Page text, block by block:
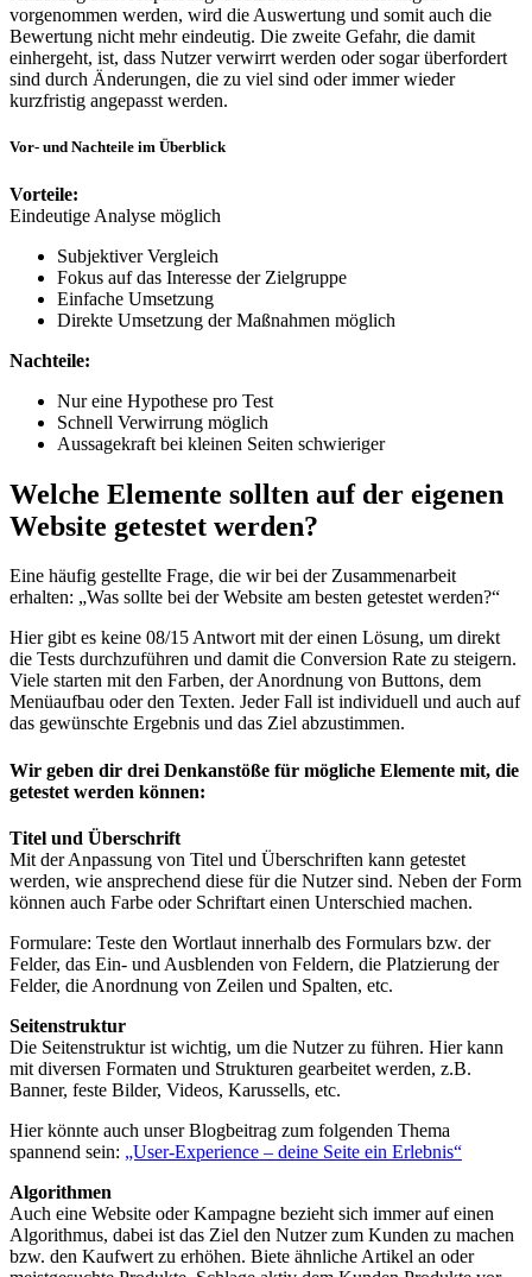
vorgenommen werden, wird die Auswertung und somit auch die
Bewertung nicht mehr eindeutig. Die zweite Gefahr, die damit
einhergeht, ist, dass Nutzer verwirrt werden oder sogar überfordert
sind durch Änderungen, die zu viel sind oder immer wieder
kurzfristig angepasst werden.
Vor- und Nachteile im Überblick
Vorteile:
Eindeutige Analyse möglich
Subjektiver Vergleich
Fokus auf das Interesse der Zielgruppe
Einfache Umsetzung
Direkte Umsetzung der Maßnahmen möglich
Nachteile:
Nur eine Hypothese pro Test
Schnell Verwirrung möglich
Aussagekraft bei kleinen Seiten schwieriger
Welche Elemente sollten auf der eigenen
Website getestet werden?
Eine häufig gestellte Frage, die wir bei der Zusammenarbeit
erhalten: „Was sollte bei der Website am besten getestet werden?“
Hier gibt es keine 08/15 Antwort mit der einen Lösung, um direkt
die Tests durchzuführen und damit die Conversion Rate zu steigern.
Viele starten mit den Farben, der Anordnung von Buttons, dem
Menüaufbau oder den Texten. Jeder Fall ist individuell und auch auf
das gewünschte Ergebnis und das Ziel abzustimmen.
Wir geben dir drei Denkanstöße für mögliche Elemente mit, die
getestet werden können:
Titel und Überschrift
Mit der Anpassung von Titel und Überschriften kann getestet
werden, wie ansprechend diese für die Nutzer sind. Neben der Form
können auch Farbe oder Schriftart einen Unterschied machen.
Formulare: Teste den Wortlaut innerhalb des Formulars bzw. der
Felder, das Ein- und Ausblenden von Feldern, die Platzierung der
Felder, die Anordnung von Zeilen und Spalten, etc.
Seitenstruktur
Die Seitenstruktur ist wichtig, um die Nutzer zu führen. Hier kann
mit diversen Formaten und Strukturen gearbeitet werden, z.B.
Banner, feste Bilder, Videos, Karussells, etc.
Hier könnte auch unser Blogbeitrag zum folgenden Thema
spannend sein: „User-Experience – deine Seite ein Erlebnis“
Algorithmen
Auch eine Website oder Kampagne bezieht sich immer auf einen
Algorithmus, dabei ist das Ziel den Nutzer zum Kunden zu machen
bzw. den Kaufwert zu erhöhen. Biete ähnliche Artikel an oder